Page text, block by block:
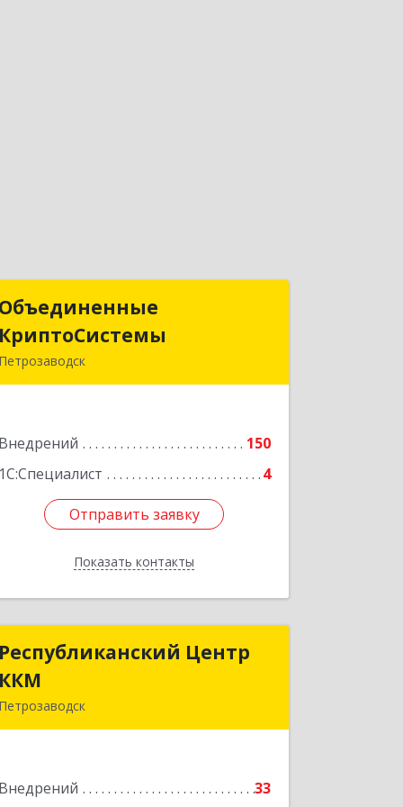
Объединенные
КриптоСистемы
Петрозаводск
Внедрений
150
1С:Специалист
4
Отправить заявку
Показать контакты
Объединенные
КриптоСистемы
Подробнее
Отправить заявку
Назад
Республиканский Центр
ККМ
Петрозаводск
Внедрений
33
Республиканский Центр
Подробнее